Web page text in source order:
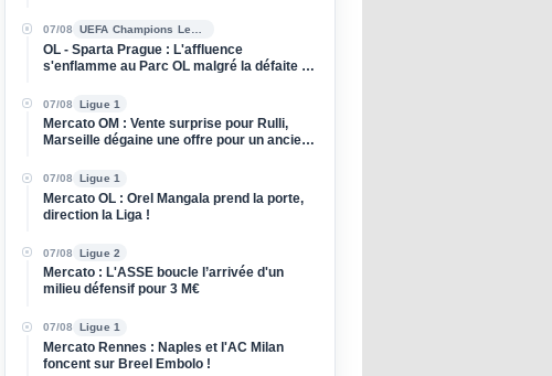
07/08
OL - Sparta Prague : L'affluence
s'enflamme au Parc OL malgré la défaite à
07/08 Ligue 1
Mercato OM : Vente surprise pour Rulli,
Marseille dégaine une offre pour un ancien
07/08 Ligue 1
Mercato OL : Orel Mangala prend la porte,
direction la Liga !
07/08 Ligue 2
Mercato : L'ASSE boucle l’arrivée d'un
milieu défensif pour 3 M€
07/08 Ligue 1
Mercato Rennes : Naples et l'AC Milan
foncent sur Breel Embolo !